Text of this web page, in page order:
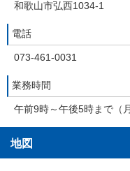
和歌山市弘西1034-1
電話
073-461-0031
業務時間
午前9時～午後5時まで（
地図